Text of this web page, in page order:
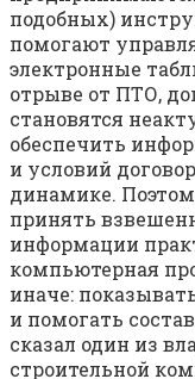
подобных)
помогают
электронные
отрыве от ПТО,
становятся
обеспечить
и условий
динамике.
принять
информации
компьютерная
иначе:
и помогать
сказал один из
строительной